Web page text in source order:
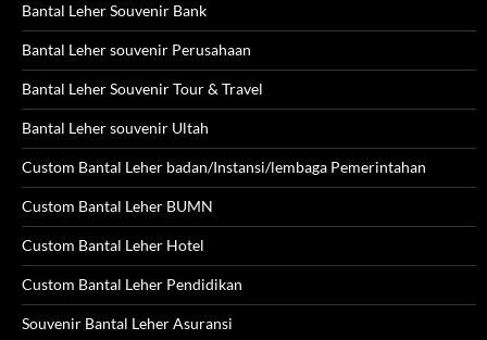
Bantal Leher Souvenir Bank
Bantal Leher souvenir Perusahaan
Bantal Leher Souvenir Tour & Travel
Bantal Leher souvenir Ultah
Custom Bantal Leher badan/Instansi/lembaga Pemerintahan
Custom Bantal Leher BUMN
Custom Bantal Leher Hotel
Custom Bantal Leher Pendidikan
Souvenir Bantal Leher Asuransi